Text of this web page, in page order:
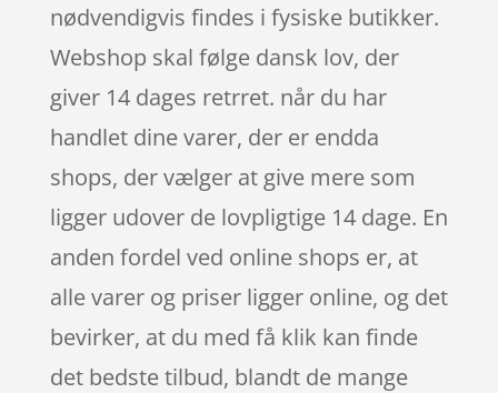
nødvendigvis findes i fysiske butikker.
Webshop skal følge dansk lov, der
giver 14 dages retrret. når du har
handlet dine varer, der er endda
shops, der vælger at give mere som
ligger udover de lovpligtige 14 dage. En
anden fordel ved online shops er, at
alle varer og priser ligger online, og det
bevirker, at du med få klik kan finde
det bedste tilbud, blandt de mange